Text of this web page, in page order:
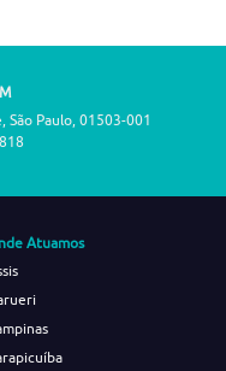
São Paulo, 01503-001
Atuamos